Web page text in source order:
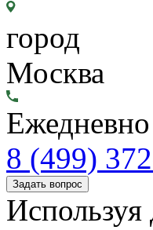
город
Москва
8 (499)
Задать вопрос
Используя